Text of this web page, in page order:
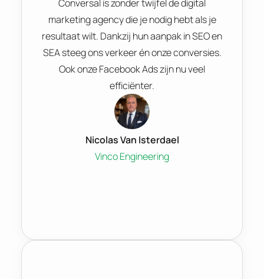
Conversal is zonder twijfel de digital
marketing agency die je nodig hebt als je
resultaat wilt. Dankzij hun aanpak in SEO en
SEA steeg ons verkeer én onze conversies.
Ook onze Facebook Ads zijn nu veel
efficiënter.
Nicolas Van Isterdael
Vinco Engineering